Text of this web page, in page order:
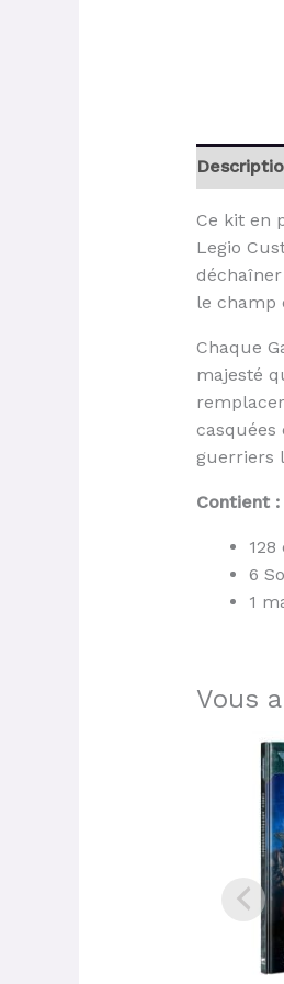
Ce kit en
Legio
le champ
Chaque
majesté
guerriers
Contient :
6
1
Vous